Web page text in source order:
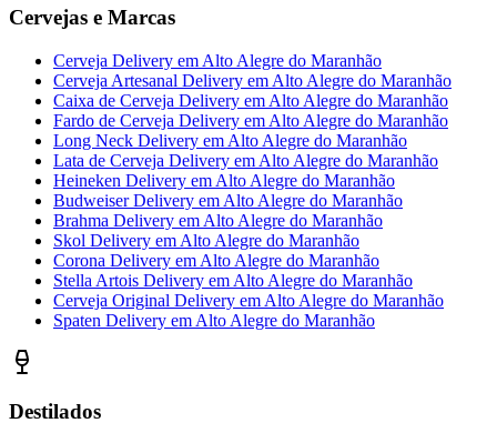
Cervejas e Marcas
Cerveja Delivery em Alto Alegre do Maranhão
Cerveja Artesanal Delivery em Alto Alegre do Maranhão
Caixa de Cerveja Delivery em Alto Alegre do Maranhão
Fardo de Cerveja Delivery em Alto Alegre do Maranhão
Long Neck Delivery em Alto Alegre do Maranhão
Lata de Cerveja Delivery em Alto Alegre do Maranhão
Heineken Delivery em Alto Alegre do Maranhão
Budweiser Delivery em Alto Alegre do Maranhão
Brahma Delivery em Alto Alegre do Maranhão
Skol Delivery em Alto Alegre do Maranhão
Corona Delivery em Alto Alegre do Maranhão
Stella Artois Delivery em Alto Alegre do Maranhão
Cerveja Original Delivery em Alto Alegre do Maranhão
Spaten Delivery em Alto Alegre do Maranhão
Destilados